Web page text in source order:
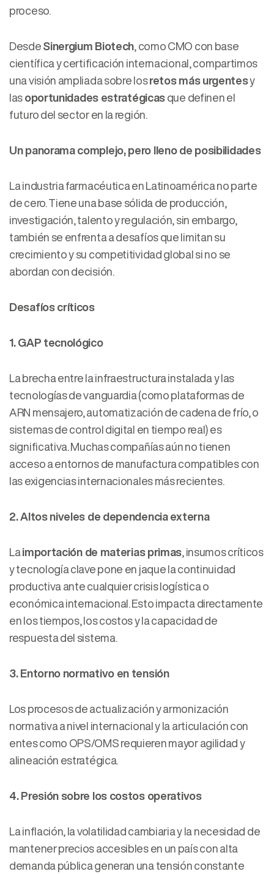
proceso.
Desde Sinergium Biotech , como CMO con base
científica y certificación internacional, compartimos
una visión ampliada sobre losretos más urgentesy
las oportunidades estratégicas que definen el
futuro del sector en la región.
Un panorama complejo, pero lleno de posibilidades
La industria farmacéutica en Latinoamérica no parte
de cero. Tiene una base sólida de producción,
investigación, talento y regulación, sin embargo,
también se enfrenta a desafíos que limitan su
crecimiento y su competitividad global si no se
abordan con decisión.
Desafíos críticos
1. GAP tecnológico
La brecha entre la infraestructura instalada y las
tecnologías de vanguardia (como plataformas de
ARN mensajero, automatización de cadena de frío, o
sistemas de control digital en tiempo real) es
significativa. Muchas compañías aún no tienen
acceso a entornos de manufactura compatibles con
las exigencias internacionales más recientes.
2. Altos niveles de dependencia externa
La importación de materias primas , insumos críticos
y tecnología clave pone en jaque la continuidad
productiva ante cualquier crisis logística o
económica internacional. Esto impacta directamente
en los tiempos, los costos y la capacidad de
respuesta del sistema.
3. Entorno normativo en tensión
Los procesos de actualización y armonización
normativa a nivel internacional y la articulación con
entes como OPS/OMS requieren mayor agilidad y
alineación estratégica.
4. Presión sobre los costos operativos
La inflación, la volatilidad cambiaria y la necesidad de
mantener precios accesibles en un país con alta
demanda pública generan una tensión constante